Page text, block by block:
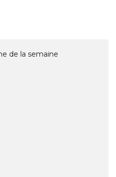
de la semaine